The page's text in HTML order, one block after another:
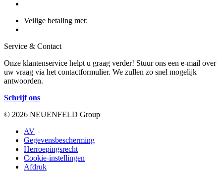
Veilige betaling met:
Service & Contact
Onze klantenservice helpt u graag verder! Stuur ons een e-mail over
uw vraag via het contactformulier. We zullen zo snel mogelijk
antwoorden.
Schrijf ons
© 2026 NEUENFELD Group
AV
Gegevensbescherming
Herroepingsrecht
Cookie-instellingen
Afdruk